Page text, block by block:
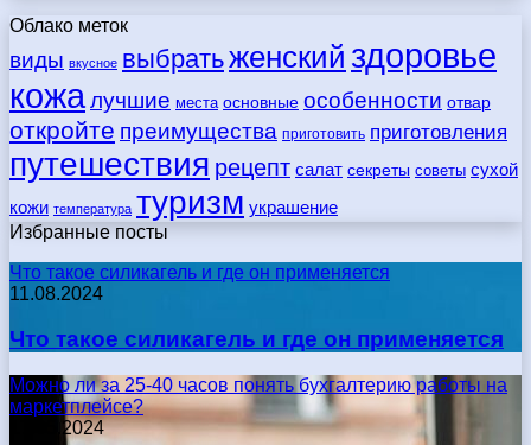
Облако меток
виды вкусное выбратьженский здоровье
кожалучшие места основные особенности отвар
откройте преимущества приготовить приготовления
путешествия рецепт салат секреты советы сухой
кожи температура туризм украшение
Избранные посты
Что такое силикагель и где он применяется
11.08.2024
Что такое силикагель и где он применяется
Можно ли за 25-40 часов понять бухгалтерию работы на
маркетплейсе?
17.05.2024